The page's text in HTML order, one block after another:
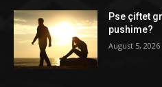
Pse çiftet
pushime?
August 5, 2026